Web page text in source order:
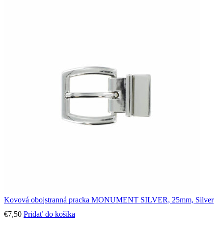
Kovová obojstranná pracka MONUMENT SILVER, 25mm, Silver
€7,50 Pridať do košíka